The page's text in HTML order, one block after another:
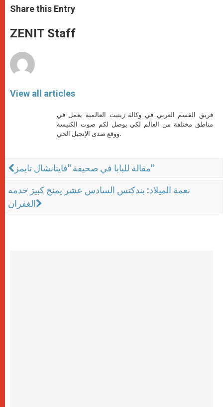
t
s
p
p
s
e
g
e
e
b
o
k
Share this Entry
ZENIT Staff
View all articles
فريق القسم العربي في وكالة زينيت العالمية يعمل في
مناطق مختلفة من العالم لكي يوصل لكم صوت الكنيسة
ووقع صدى الإنجيل الحي.
مقالة للبابا في صحيفة "فاينانشال تايمز"
نعمة الميلاد: بندكتس السادس عشر يمنح كبيرَ خدمه
الغفران